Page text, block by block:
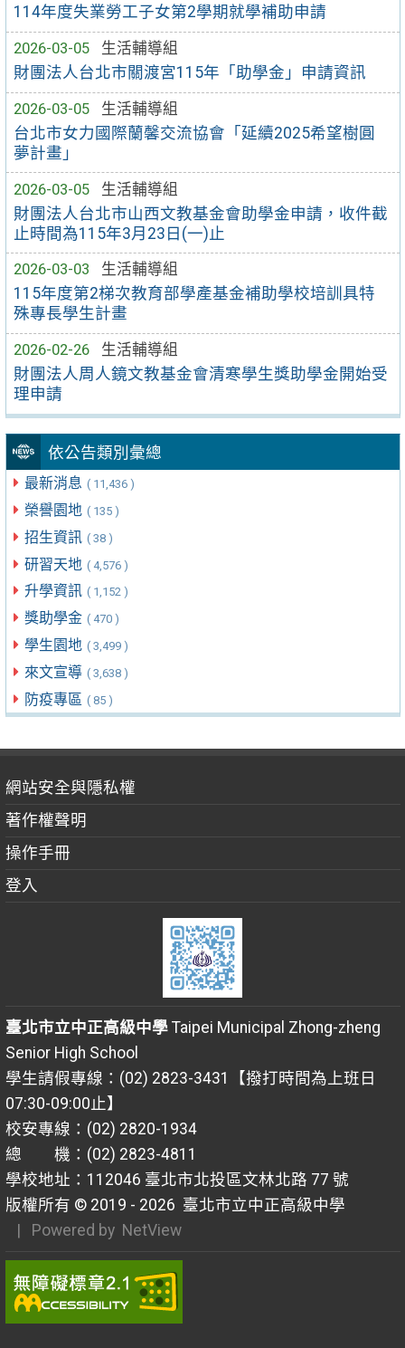
114年度失業勞工子女第2學期就學補助申請
2026-03-05
生活輔導組
財團法人台北市關渡宮115年「助學金」申請資訊
2026-03-05
生活輔導組
台北市女力國際蘭馨交流協會「延續2025希望樹圓
夢計畫」
2026-03-05
生活輔導組
財團法人台北市山西文教基金會助學金申請，收件截
止時間為115年3月23日(一)止
2026-03-03
生活輔導組
115年度第2梯次教育部學產基金補助學校培訓具特
殊專長學生計畫
2026-02-26
生活輔導組
財團法人周人鏡文教基金會清寒學生獎助學金開始受
理申請
依公告類別彙總
最新消息 ( 11,436 )
榮譽園地 ( 135 )
招生資訊 ( 38 )
研習天地 ( 4,576 )
升學資訊 ( 1,152 )
獎助學金 ( 470 )
學生園地 ( 3,499 )
來文宣導 ( 3,638 )
防疫專區 ( 85 )
網站安全與隱私權
著作權聲明
操作手冊
登入
臺北市立中正高級中學Taipei Municipal Zhong-zheng
Senior High School
學生請假專線：(02) 2823-3431【撥打時間為上班日
07:30-09:00止】
校安專線：(02) 2820-1934
總 機：(02) 2823-4811
學校地址：112046 臺北市北投區文林北路 77 號
版權所有 © 2019 - 2026 臺北市立中正高級中學
| Powered by NetView